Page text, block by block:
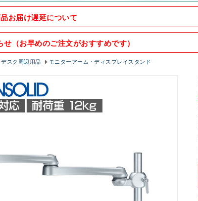
お届け遅延について
（お早めのご注文がおすすめです）
デスク周辺用品 モニターアーム・ディスプレイスタンド